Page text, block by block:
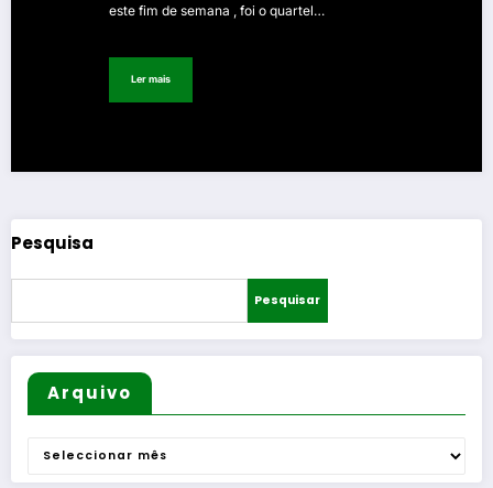
este fim de semana , foi o quartel…
Ler mais
Pesquisa
Pesquisar
Arquivo
Arquivo